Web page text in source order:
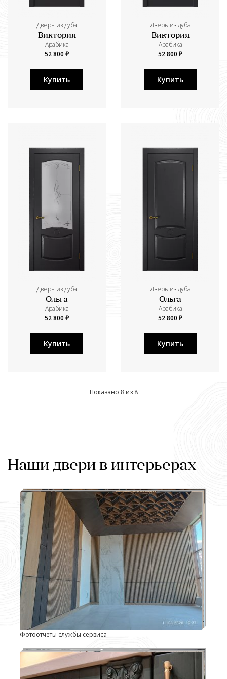
Дверь из дуба
Виктория
Aрабика
52 800 ₽
Купить
Дверь из дуба
Виктория
Aрабика
52 800 ₽
Купить
Дверь из дуба
Ольга
Aрабика
52 800 ₽
Купить
Дверь из дуба
Ольга
Aрабика
52 800 ₽
Купить
Показано 8 из 8
Наши двери в интерьерах
Фотоотчеты службы сервиса